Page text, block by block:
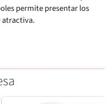
permite presentar los
atractiva.